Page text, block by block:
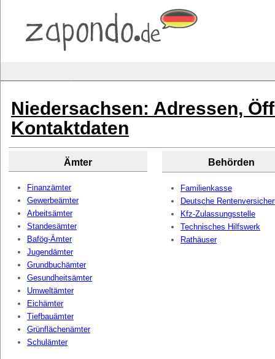
Niedersachsen: Adressen,
Kontaktdaten
Ämter
Finanzämter
Gewerbeämter
Arbeitsämter
Standesämter
Bafög-Ämter
Jugendämter
Grundbuchämter
Gesundheitsämter
Umweltämter
Eichämter
Tiefbauämter
Grünflächenämter
Schulämter
Behörden
Familienkasse
Deutsche
Kfz-Zulassungsstelle
Technisches Hilfswerk
Rathäuser